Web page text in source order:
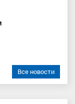
Все новости